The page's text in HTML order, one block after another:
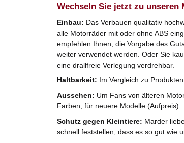
Wechseln Sie jetzt zu
Einbau: Das Verbauen qualitativ
alle Motorräder mit oder ohne ABS
empfehlen Ihnen, die Vorgabe des
weiter verwendet werden. Oder Sie
eine drallfreie Verlegung verdrehbar.
Haltbarkeit: Im Vergleich zu
Aussehen: Um Fans von älteren
Farben, für neuere Modelle.(Aufpreis).
Schutz gegen Kleintiere: Marder
schnell feststellen, dass es so gut wie